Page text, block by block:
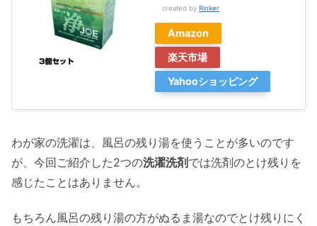
created by Rinker
Amazon
楽天市場
Yahooショッピング
わが家の洗濯は、風呂の残り湯を使うことが多いのです
が、今回ご紹介した2つの洗濯洗剤では洗剤のとけ残りを
感じたことはありません。
もちろん風呂の残り湯の方がぬるま湯なのでとけ残りにく